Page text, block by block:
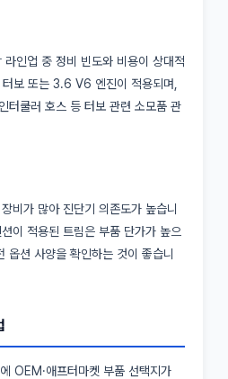
라인업 중 정비 빈도와 비용이 상대적
보 또는 3.6 V6 엔진이 적용되며,
터쿨러 호스 등 터보 관련 소모품 관
비가 많아 진단기 의존도가 높습니
이 적용된 트림은 부품 단가가 높으
옵션 사양을 확인하는 것이 좋습니
OEM·애프터마켓 부품 선택지가